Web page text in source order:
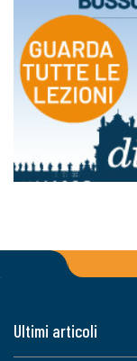
Ultimi articoli